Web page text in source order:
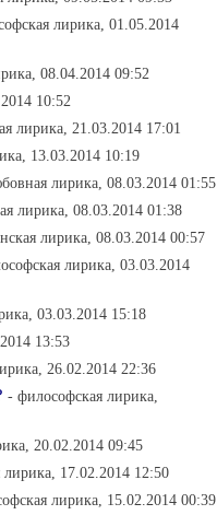
лирика, 01.05.2014
08.04.2014 09:52
10:52
лирика, 21.03.2014 17:01
13.03.2014 10:19
лирика, 08.03.2014 01:55
лирика, 08.03.2014 01:38
лирика, 08.03.2014 00:57
лирика, 03.03.2014
03.03.2014 15:18
13:53
26.02.2014 22:36
- философская лирика,
20.02.2014 09:45
17.02.2014 12:50
лирика, 15.02.2014 00:39